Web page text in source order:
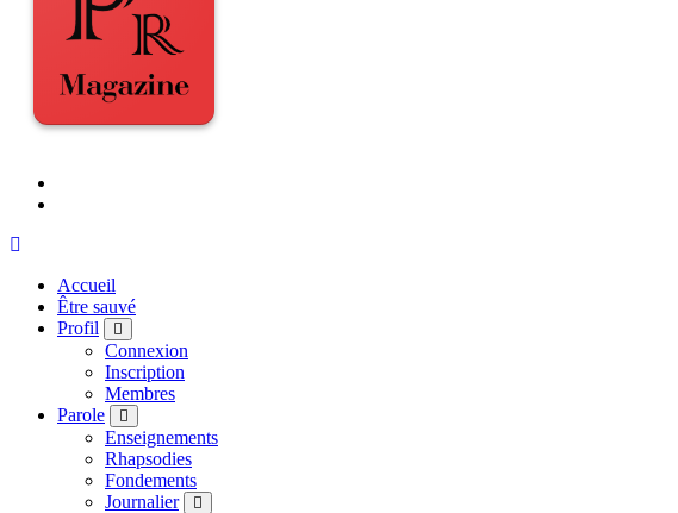
Accueil
Être sauvé
Profil
Connexion
Inscription
Membres
Parole
Enseignements
Rhapsodies
Fondements
Journalier